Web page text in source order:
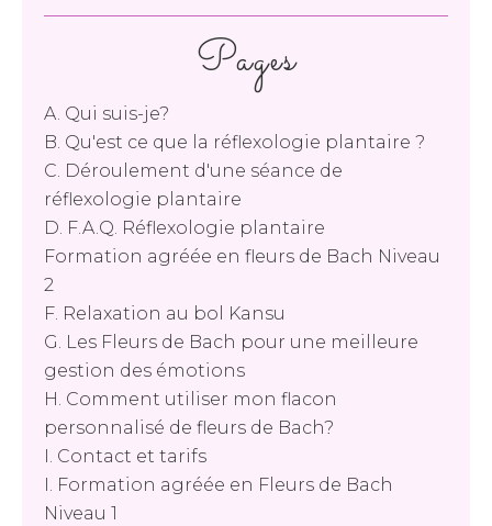
Pages
A. Qui suis-je?
B. Qu'est ce que la réflexologie plantaire ?
C. Déroulement d'une séance de
réflexologie plantaire
D. F.A.Q. Réflexologie plantaire
Formation agréée en fleurs de Bach Niveau
2
F. Relaxation au bol Kansu
G. Les Fleurs de Bach pour une meilleure
gestion des émotions
H. Comment utiliser mon flacon
personnalisé de fleurs de Bach?
I. Contact et tarifs
I. Formation agréée en Fleurs de Bach
Niveau 1